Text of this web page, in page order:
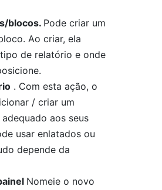
blocos. Pode criar um
Ao criar, ela
de relatório e onde
. Com esta ação, o
/ criar um
adequado aos seus
usar enlatados ou
depende da
Nomeie o novo